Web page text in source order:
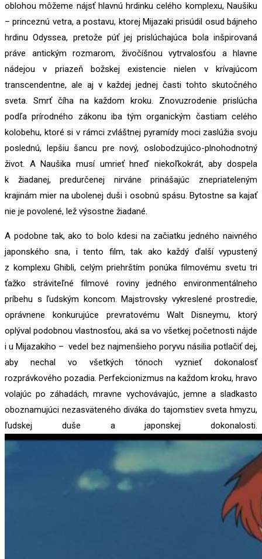
oblohou môžeme nájsť hlavnú hrdinku celého komplexu, Naušiku
– princeznú vetra, a postavu, ktorej Mijazaki prisúdil osud bájneho
hrdinu Odyssea, pretože púť jej prislúchajúca bola inšpirovaná
práve antickým rozmarom, živočíšnou vytrvalosťou a hlavne
nádejou v priazeň božskej existencie nielen v krívajúcom
transcendentne, ale aj v každej jednej časti tohto skutočného
sveta. Smrť číha na každom kroku. Znovuzrodenie prislúcha
podľa prírodného zákonu iba tým organickým častiam celého
kolobehu, ktoré si v rámci zvláštnej pyramídy moci zaslúžia svoju
poslednú, lepšiu šancu pre nový, oslobodzujúco-plnohodnotný
život. A Naušika musí umrieť hneď niekoľkokrát, aby dospela
k žiadanej, predurčenej nirváne prinášajúc znepriateleným
krajinám mier na ubolenej duši i osobnú spásu. Bytostne sa kajať
nie je povolené, lež výsostne žiadané.
A podobne tak, ako to bolo kdesi na začiatku jedného naivného
japonského sna, i tento film, tak ako každý ďalší vypustený
z komplexu Ghibli, celým priehrštím ponúka filmovému svetu tri
ťažko stráviteľné filmové roviny jedného environmentálneho
príbehu s ľudským koncom. Majstrovsky vykreslené prostredie,
oprávnene konkurujúce prevratovému Walt Disneymu, ktorý
oplýval podobnou vlastnosťou, aká sa vo všetkej početnosti nájde
i u Mijazakiho – vedel bez najmenšieho poryvu násilia potlačiť dej,
aby nechal vo všetkých tónoch vyznieť dokonalosť
rozprávkového pozadia. Perfekcionizmus na každom kroku, hravo
volajúc po záhadách, mravne vychovávajúc, jemne a sladkasto
oboznamujúci nezasväteného diváka do tajomstiev sveta hmyzu,
ľudskej duše a japonskej dokonalosti.